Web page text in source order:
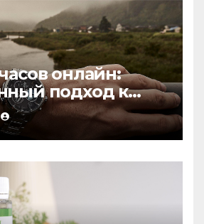
онлайн:
подход к